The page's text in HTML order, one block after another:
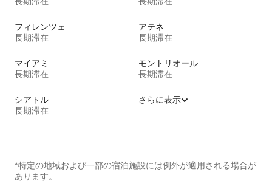
フィレンツェ
長期滞在
アテネ
長期滞在
マイアミ
長期滞在
モントリオール
長期滞在
シアトル
長期滞在
さらに表示
*特定の地域および一部の宿泊施設には例外が適用される場合が
あります。